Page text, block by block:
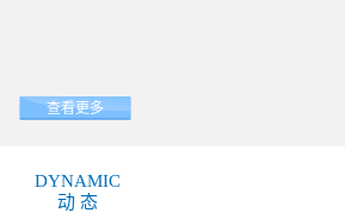
查看更多
DYNAMIC
动 态